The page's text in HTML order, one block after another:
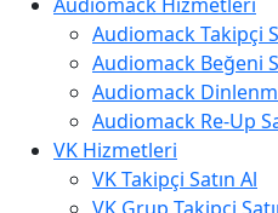
Audiomack Takipçi
Audiomack Beğeni
Audiomack
Audiomack Re-Up
VK Hizmetleri
VK Takipçi Satın Al